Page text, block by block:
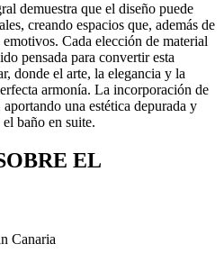
demuestra que el diseño puede
creando espacios que, además de
Cada elección de material
pensada para convertir esta
donde el arte, la elegancia y la
armonía. La incorporación de
una estética depurada y
baño en suite.
EL
Canaria